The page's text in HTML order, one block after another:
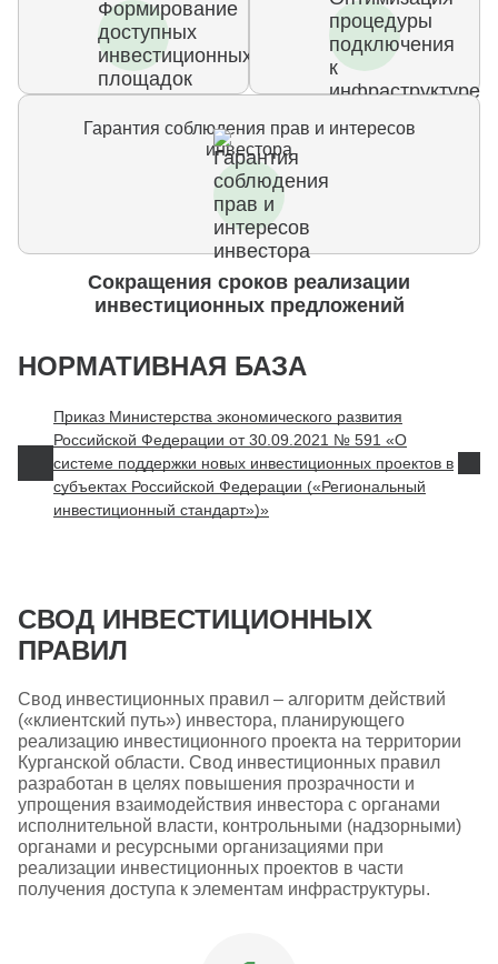
Гарантия соблюдения прав и интересов
инвестора
Сокращения сроков реализации
инвестиционных предложений
НОРМАТИВНАЯ БАЗА
Приказ Министерства экономического развития
Российской Федерации от 30.09.2021 № 591 «О
системе поддержки новых инвестиционных проектов в
субъектах Российской Федерации («Региональный
инвестиционный стандарт»)»
СВОД ИНВЕСТИЦИОННЫХ
ПРАВИЛ
Свод инвестиционных правил – алгоритм действий
(«клиентский путь») инвестора, планирующего
реализацию инвестиционного проекта на территории
Курганской области. Свод инвестиционных правил
разработан в целях повышения прозрачности и
упрощения взаимодействия инвестора с органами
исполнительной власти, контрольными (надзорными)
органами и ресурсными организациями при
реализации инвестиционных проектов в части
получения доступа к элементам инфраструктуры.